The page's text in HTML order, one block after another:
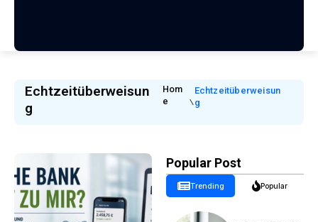
Echtzeitüberweisun
G
Hom
E
Echtzeitüberweisun
G
Popular Post
Trending Popular